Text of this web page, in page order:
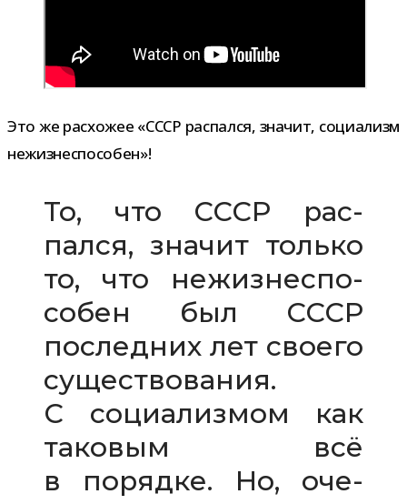
Это же рас­хо­жее «СССР рас­пался, зна­чит, соци­а­лизм
нежизнеспособен»!
То, что СССР рас­
пался, зна­чит только
то, что нежиз­не­спо­
со­бен был СССР
послед­них лет сво­его
суще­ство­ва­ния.
С соци­а­лиз­мом как
тако­вым всё
в порядке. Но, оче­